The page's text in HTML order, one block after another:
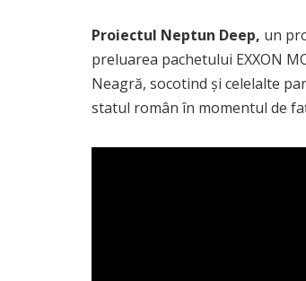
Proiectul Neptun Deep, un
preluarea pachetului EXXON
Neagră, socotind și celelalte
statul român în momentul de